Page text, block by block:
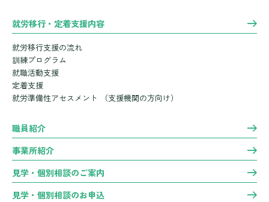
就労移行・定着支援内容
就労移行支援の流れ
訓練プログラム
就職活動支援
定着支援
就労準備性アセスメント
（支援機関の方向け）
職員紹介
事業所紹介
見学・個別相談のご案内
見学・個別相談のお申込